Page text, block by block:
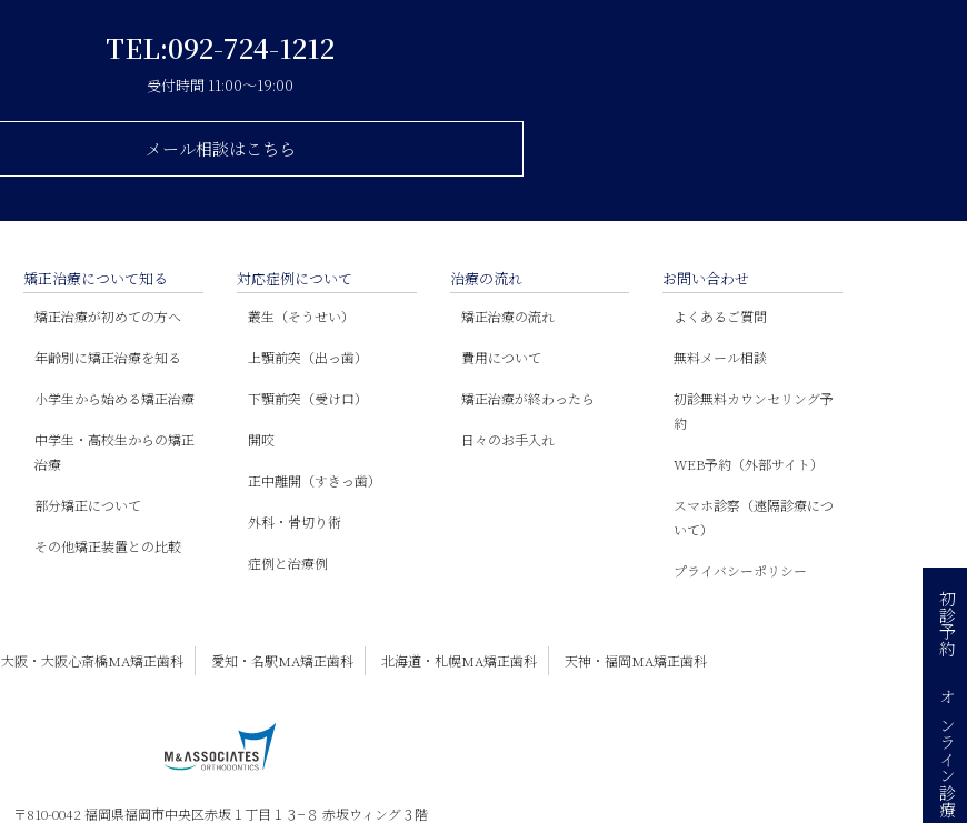
初診予約
オンライン診療
TEL:092-724-1212
受付時間 11:00〜19:00
メール相談はこちら
矯正治療について知る
矯正治療が初めての方へ
年齢別に矯正治療を知る
小学生から始める矯正治療
中学生・高校生からの矯正
治療
部分矯正について
その他矯正装置との比較
対応症例について
叢生（そうせい）
上顎前突（出っ歯）
下顎前突（受け口）
開咬
正中離開（すきっ歯）
外科・骨切り術
症例と治療例
治療の流れ
矯正治療の流れ
費用について
矯正治療が終わったら
日々のお手入れ
お問い合わせ
よくあるご質問
無料メール相談
初診無料カウンセリング予
約
WEB予約（外部サイト）
スマホ診察（遠隔診療につ
いて）
プライバシーポリシー
大阪・大阪心斎橋MA矯正歯科 愛知・名駅MA矯正歯科 北海道・札幌MA矯正歯科 天神・福岡MA矯正歯科
〒810-0042 福岡県福岡市中央区赤坂１丁目１３−８ 赤坂ウィング３階